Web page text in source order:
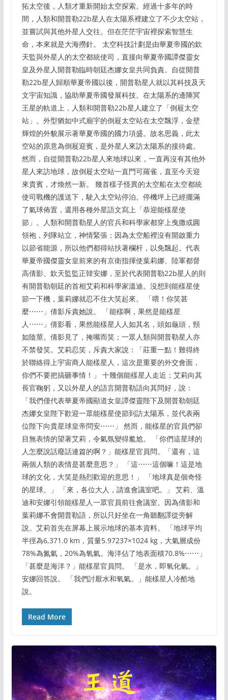
拓太空後，人類才重新開始太空探索。經過十多年的時
間，人類和開普勒22b星人在太陽系裡建立了不少太空站，
並嘗試與其他外星人交往。但在茫茫宇宙裡探索智慧生
命，本來就是大海撈針。 太空科技計劃是由華夏帝國的欽
天監與外星人的太空都統使司，直接向華夏帝國譚傑靈女
皇及外星人開普勒臨時朝廷杰娜女皇共同負責。自從開普
勒22b星人歸順華夏帝國以後，開普勒星人就以其科技及天
文宇宙知識，協助華夏帝國發展科技。在太陽系的邊陲冥
王星的軌道上，人類和開普勒22b星人建立了「倒屣太空
站」。外型猶如中式廟宇的倒屣太空站在太空飄浮，金壁
輝煌的外貌展示著華夏帝國的國力項盛。故名思義，此太
空站的原意為倒屣迎賓，是外星人來訪太陽系的接待處。
然而，自從開普勒22b星人來地球以來，一直再沒有其他外
星人來訪地球，故倒屣太空站一直門可羅雀，直至今天迎
來貴賓，才煥然一新。 幾首樣子怪異的太空船在太空都統
使司戰機的護送下，駛入太空站停泊。停機坪上已經擺滿
了氣球佈置，還用各種外星語文寫上「恭迎能樣星使
節」。人類和開普勒星人的官兵和科學家都穿上曳撒或圓
領袍，列隊站立，神情緊張；因為太空船裡沒有開啟重力
以節省能源，所以他們都得站扶著欄杆，以免飄起。代表
華夏帝國傑靈女皇前來的有京衛指揮使葉莉娜、陸軍都督
高倩影、欽天監監正韓安娜，至於代表開普勒22b星人的則
有開普勒朝廷的首相艾莉和科學家溫迪。沒想到能樣星使
節一下機，葉莉娜就忍不住大笑起來。 「喂！你笑甚
麼⋯⋯」倩影斥責她說。 「能樣啊，果然是能樣星
人⋯⋯」倩影看，果然能樣星人人如其名，頭如龜頭，頸
如陰莖。倩影見了，掩嘴而笑；一眾人類與開普勒星人亦
不禁發笑。艾莉忍笑，斥責大家說：「莊重一點！難得終
於聯絡得上宇宙商人能樣星人，這次是重要的外交會面，
你們不要把搞砸事情！」 十幾個能樣星人走近；艾莉向其
長官鞠躬，又以外星人的語言開普勒語向其問好，說：
「我們僅代表華夏帝國顯道女皇譚傑靈陛下及開普勒朝廷
杰娜女皇陛下歡迎一眾能樣星使節到訪太陽系，並代表兩
位陛下向貴星球皇帝問安⋯⋯」 然而，能樣星的官員們卻
目無表情的望著艾莉，令氣氛變得尷尬。 「你們這星球的
人怎麼說話廢話連篇的啊？」能樣星官員問。「還有，這
兩個人類的表情是甚麼意思？」 「這⋯⋯這個嘛！這是地
球的文化，大笑是熱烈歡迎的意思！」 「地球真是個奇怪
的星球。」 「來，各位大人，請進會議室吧。」 艾莉、溫
迪和安娜引領能樣星人一眾官員前往會議室。因為倩影和
葉莉娜不會開普勒語，所以只好坐在一角聽翻譯從旁解
說。艾莉首先在屏幕上展示地球的基本資料。 「地球平均
半徑為6,371.0 km，質量5.97237×1024 kg，大氣層成份
78%為氮氣，20%為氧氣。海洋佔了地表面積70.8%⋯⋯」
「甚麼是海洋？」能樣星官員問。 「是水，即氧化氫。」
安娜回答說。 「我們討厭水和氧氣。」能樣星人冷酷地
說。
Read More